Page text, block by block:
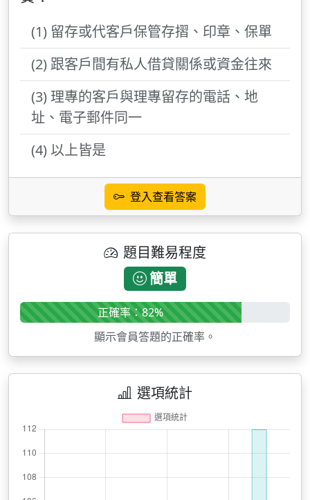
(1) 留存或代客戶保管存摺、印章、保單
(2) 跟客戶間有私人借貸關係或資金往來
(3) 理專的客戶與理專留存的電話、地
址、電子郵件同一
(4) 以上皆是
登入查看答案
題目難易程度
簡單
正確率：82%
顯示會員答題的正確率。
選項統計